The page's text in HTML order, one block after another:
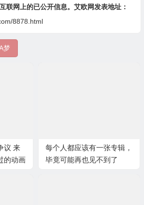
联网上的已公开信息。艾欧网发表地址：
8878.html
梦
议 来
的动画
每个人都应该有一张专辑，
毕竟可能再也见不到了